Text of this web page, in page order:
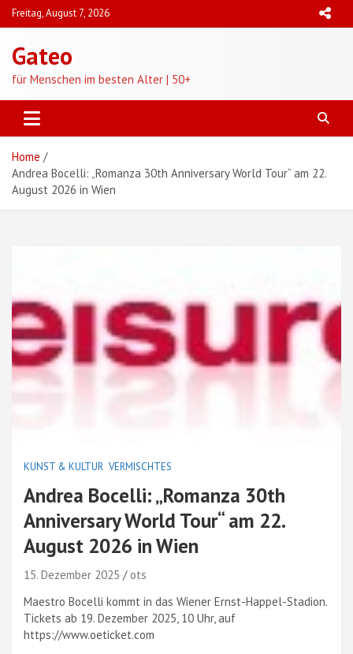
Skip
to
Freitag, August 7, 2026
Gateo
für Menschen im besten Alter | 50+
Home
Andrea Bocelli: „Romanza 30th Anniversary World Tour“ am 22.
August 2026 in Wien
KUNST & KULTUR VERMISCHTES
Andrea Bocelli: „Romanza 30th
Anniversary World Tour“ am 22.
August 2026 in Wien
15. Dezember 2025
ots
Maestro Bocelli kommt in das Wiener Ernst-Happel-Stadion.
Tickets ab 19. Dezember 2025, 10 Uhr, auf
https://www.oeticket.com